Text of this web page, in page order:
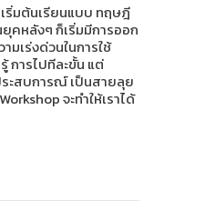
ริ่มต้นเรียนแบบ ทฤษฎี
คหลังๆ ก็เริ่มมีการออก
มเร่งด่วนในการใช้
การไปทีละขั้น แต่
ระสบการณ์ เป็นสายลุย
จะทำให้เราได้